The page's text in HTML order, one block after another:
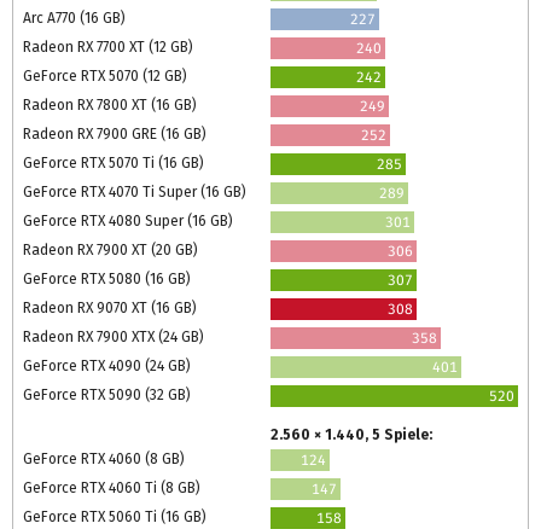
Arc A770 (16 GB)
227
Radeon RX 7700 XT (12 GB)
240
GeForce RTX 5070 (12 GB)
242
Radeon RX 7800 XT (16 GB)
249
Radeon RX 7900 GRE (16 GB)
252
GeForce RTX 5070 Ti (16 GB)
285
GeForce RTX 4070 Ti Super (16 GB)
289
GeForce RTX 4080 Super (16 GB)
301
Radeon RX 7900 XT (20 GB)
306
GeForce RTX 5080 (16 GB)
307
Radeon RX 9070 XT (16 GB)
308
Radeon RX 7900 XTX (24 GB)
358
GeForce RTX 4090 (24 GB)
401
GeForce RTX 5090 (32 GB)
520
2.560 × 1.440, 5 Spiele:
GeForce RTX 4060 (8 GB)
124
GeForce RTX 4060 Ti (8 GB)
147
GeForce RTX 5060 Ti (16 GB)
158